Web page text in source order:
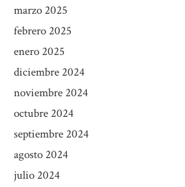
marzo 2025
febrero 2025
enero 2025
diciembre 2024
noviembre 2024
octubre 2024
septiembre 2024
agosto 2024
julio 2024